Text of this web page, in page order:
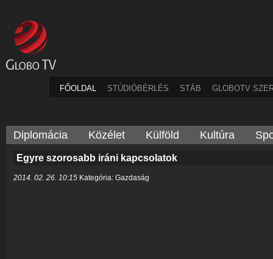
FŐOLDAL STÚDIÓBÉRLÉS STÁB GLOBOTV
Diplomácia Közélet Külföld Kultúra
Egyre szorosabb iráni kapcsolatok
2014. 02. 26. 10:15 Kategória: Gazdaság